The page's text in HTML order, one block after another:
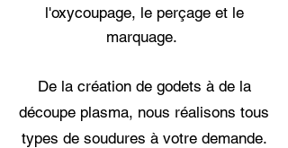
l'oxycoupage, le perçage et le
marquage.
De la création de godets à de la
découpe plasma, nous réalisons tous
types de soudures à votre demande.